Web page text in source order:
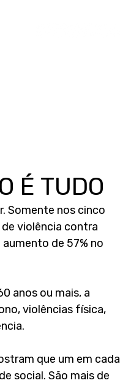
É TUDO
Somente nos cinco
violência contra
de 57% no
anos ou mais, a
violências física,
que um em cada
social. São mais de